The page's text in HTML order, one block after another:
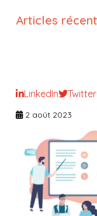
Articles
LinkedIn Twitter
2 août 2023